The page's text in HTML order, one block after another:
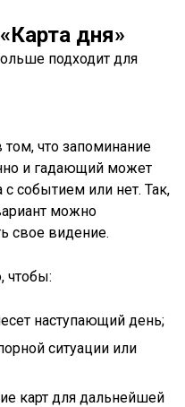
дня»
подходит для
что запоминание
и гадающий может
с событием или нет. Так,
можно
свое видение.
чтобы:
наступающий день;
ситуации или
карт для дальнейшей